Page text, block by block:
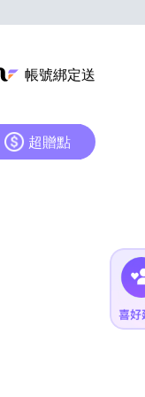
帳號綁定送
超贈點